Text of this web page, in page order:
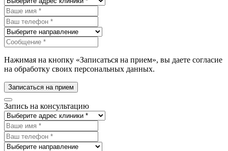
Нажимая на кнопку «Записаться на прием», вы даете согласие
на обработку своих персональных данных.
Записаться на прием
Запись на консультацию